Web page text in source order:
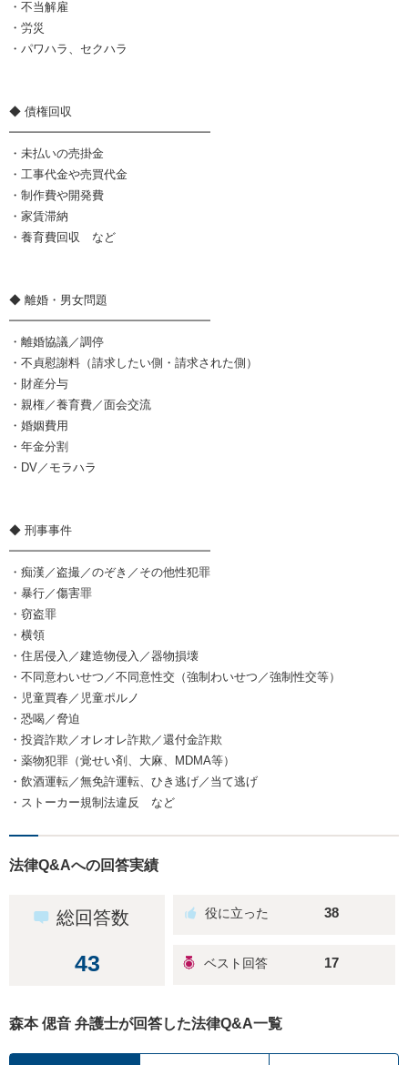
・不当解雇
・労災
・パワハラ、セクハラ
◆ 債権回収
━━━━━━━━━━━━━━━━━
・未払いの売掛金
・工事代金や売買代金
・制作費や開発費
・家賃滞納
・養育費回収 など
◆ 離婚・男女問題
━━━━━━━━━━━━━━━━━
・離婚協議／調停
・不貞慰謝料（請求したい側・請求された側）
・財産分与
・親権／養育費／面会交流
・婚姻費用
・年金分割
・DV／モラハラ
◆ 刑事事件
━━━━━━━━━━━━━━━━━
・痴漢／盗撮／のぞき／その他性犯罪
・暴行／傷害罪
・窃盗罪
・横領
・住居侵入／建造物侵入／器物損壊
・不同意わいせつ／不同意性交（強制わいせつ／強制性交等）
・児童買春／児童ポルノ
・恐喝／脅迫
・投資詐欺／オレオレ詐欺／還付金詐欺
・薬物犯罪（覚せい剤、大麻、MDMA等）
・飲酒運転／無免許運転、ひき逃げ／当て逃げ
・ストーカー規制法違反 など
法律Q&Aへの回答実績
総回答数
43
38
17
森本 偲音 弁護士が回答した法律Q&A一覧